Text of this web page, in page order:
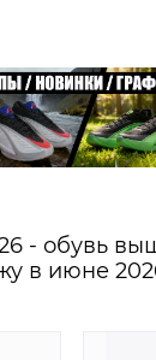
- обувь
в июне